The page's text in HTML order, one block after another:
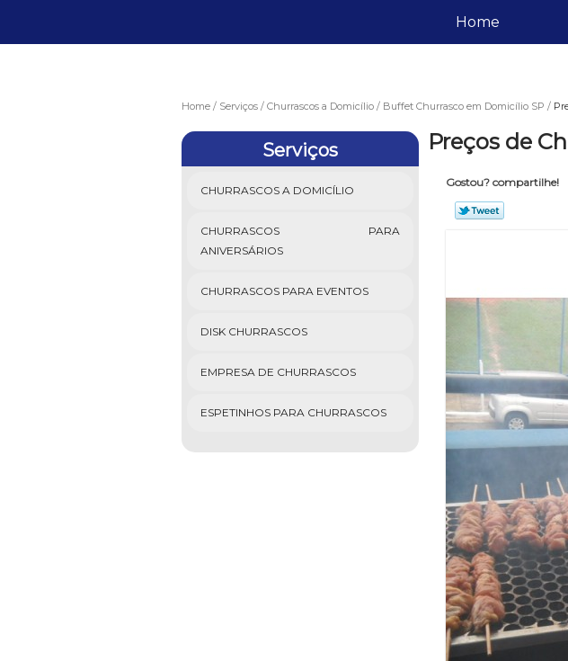
Home
Home Serviços Churrascos a Domicílio Buffet Churrasco em Domicílio SP
Serviços
CHURRASCOS A DOMICÍLIO
CHURRASCOS PARA
ANIVERSÁRIOS
CHURRASCOS PARA EVENTOS
DISK CHURRASCOS
EMPRESA DE CHURRASCOS
ESPETINHOS PARA CHURRASCOS
Preços de
Gostou? compartilhe!